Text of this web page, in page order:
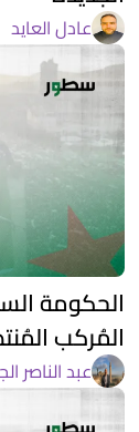
عادل العايد
الحكومة
المُركب
عبد الناصر